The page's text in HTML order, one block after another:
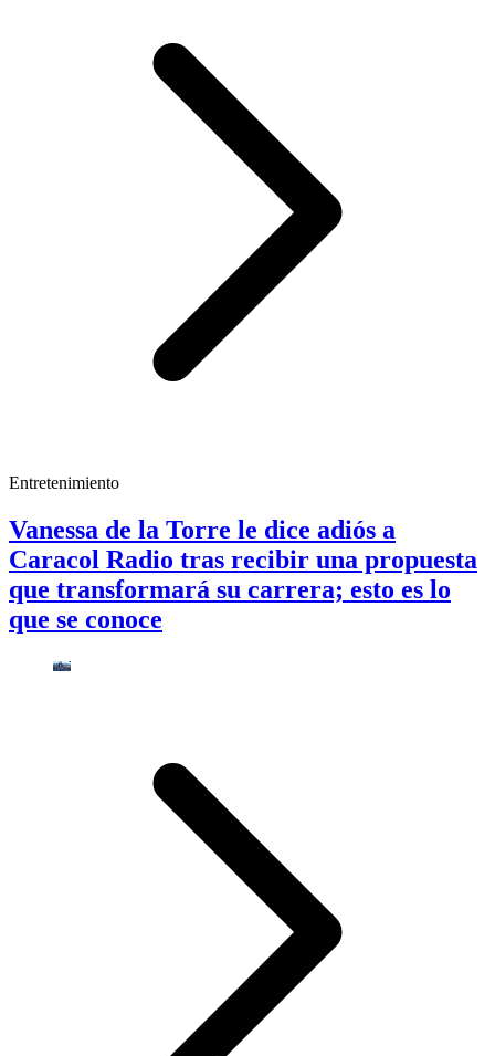
Entretenimiento
Vanessa de la Torre le dice adiós a
Caracol Radio tras recibir una propuesta
que transformará su carrera; esto es lo
que se conoce